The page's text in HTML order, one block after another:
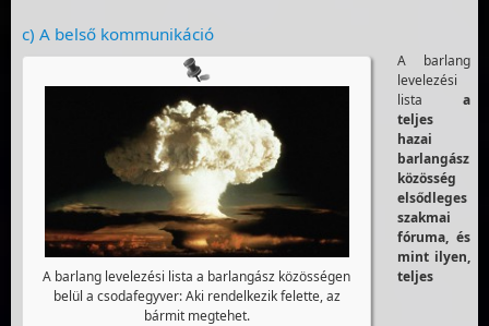
c) A belső kommunikáció
A barlang levelezési lista a barlangász közösségen
belül a csodafegyver: Aki rendelkezik felette, az
bármit megtehet.
A barlang
levelezési
lista
a
teljes
hazai
barlangász
közösség
elsődleges
szakmai
fóruma, és
mint ilyen,
teljes